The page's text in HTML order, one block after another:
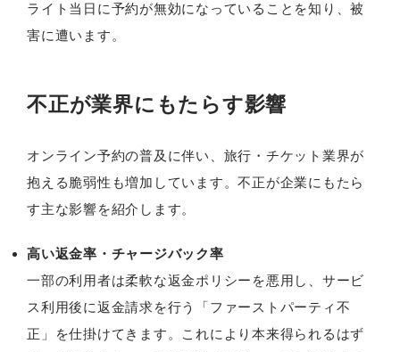
ライト当日に予約が無効になっていることを知り、被
害に遭います。
不正が業界にもたらす影響
オンライン予約の普及に伴い、旅行・チケット業界が
抱える脆弱性も増加しています。不正が企業にもたら
す主な影響を紹介します。
高い返金率・チャージバック率
一部の利用者は柔軟な返金ポリシーを悪用し、サービ
ス利用後に返金請求を行う「ファーストパーティ不
正」を仕掛けてきます。これにより本来得られるはず